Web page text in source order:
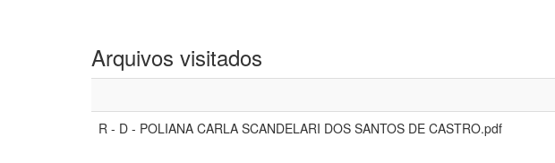
Arquivos visitados
R - D - POLIANA CARLA SCANDELARI DOS SANTOS DE CASTRO.pdf